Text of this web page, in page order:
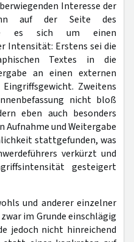
Interesse der
auf der Seite des
es sich um einen
Intensität: Erstens sei die
Textes in die
an einen externen
Zweitens
nicht bloß
eben auch besonders
und Weitergabe
stattgefunden, was
verkürzt und
gesteigert
und anderer einzelner
im Grunde einschlägig
jedoch nicht hinreichend